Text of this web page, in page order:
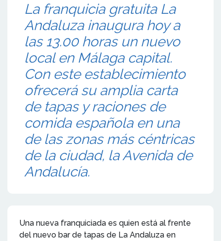
La franquicia gratuita La
Andaluza inaugura hoy a
las 13.00 horas un nuevo
local en Málaga capital.
Con este establecimiento
ofrecerá su amplia carta
de tapas y raciones de
comida española en una
de las zonas más céntricas
de la ciudad, la Avenida de
Andalucía.
Una nueva franquiciada es quien está al frente
del nuevo bar de tapas de La Andaluza en